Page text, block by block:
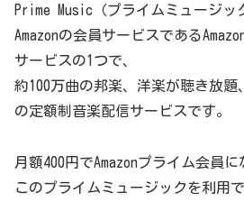
Prime Music（プライムミュージッ
Amazonの会員サービスである
サービスの1つで、
約100万曲の邦楽、洋楽が聴き放題
の定額制音楽配信サービスです。
月額400円でAmazonプライム会員
このプライムミュージックを利用で